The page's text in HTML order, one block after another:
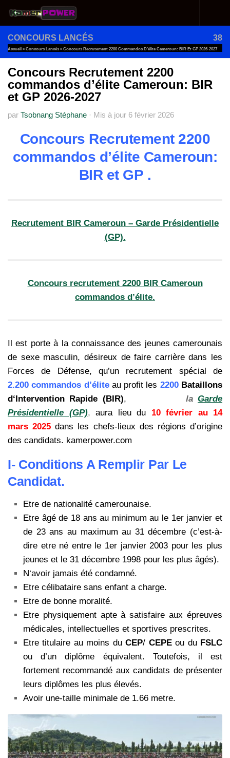
Au dessous du contenu
CONCOURS LANCÉS 38
Accueil » Concours Lancés » Concours Recrutement 2200 Commandos D’élite Cameroun: BIR Et GP 2026-2027
Concours Recrutement 2200
commandos d’élite Cameroun: BIR
et GP 2026-2027
par Tsobnang Stéphane · Mis à jour 6 février 2026
Concours Recrutement 2200
commandos d’élite Cameroun:
BIR et GP .
Recrutement BIR Cameroun – Garde Présidentielle
(GP).
Concours recrutement 2200 BIR Cameroun
commandos d’élite.
Il est porte à la connaissance des jeunes camerounais
de sexe masculin, désireux de faire carrière dans les
Forces de Défense, qu’un recrutement spécial de
2.200 commandos d’éliteau profit les 2200 Bataillons
d‘Intervention Rapide (BIR), laGarde
Présidentielle (GP), aura lieu du 10 février au 14
mars 2025 dans les chefs-lieux des régions d’origine
des candidats. kamerpower.com
I- Conditions A Remplir Par Le
Candidat.
Etre de nationalité camerounaise.
Etre âgé de 18 ans au minimum au le 1er janvier et
de 23 ans au maximum au 31 décembre (c’est-à-
dire etre né entre le 1er janvier 2003 pour les plus
jeunes et le 31 décembre 1998 pour les plus âgés).
N‘avoir jamais été condamné.
Etre célibataire sans enfant a charge.
Etre de bonne moralité.
Etre physiquement apte à satisfaire aux épreuves
médicales, intellectuelles et sportives prescrites.
Etre titulaire au moins duCEP/ CEPEou du FSLC
ou d’un diplôme équivalent. Toutefois, il est
fortement recommandé aux candidats de présenter
leurs diplômes les plus élevés.
Avoir une-taille minimale de 1.66 metre.